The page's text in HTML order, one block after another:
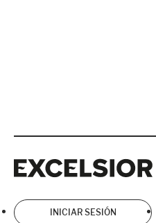
INICIAR SESIÓN